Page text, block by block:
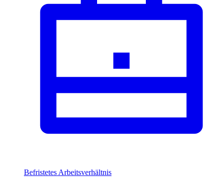
Befristetes Arbeitsverhältnis